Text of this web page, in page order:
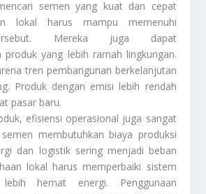
semen yang kuat dan cepat
lokal harus mampu memenuhi
Mereka juga dapat
produk yang lebih ramah lingkungan.
tren pembangunan berkelanjutan
Produk dengan emisi lebih rendah
pasar baru.
efisiensi operasional juga sangat
membutuhkan biaya produksi
dan logistik sering menjadi beban
lokal harus memperbaiki sistem
hemat energi. Penggunaan